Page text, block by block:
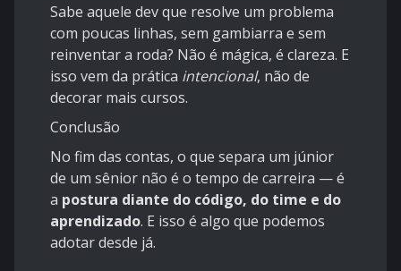
Sabe aquele dev que resolve um problema
com poucas linhas, sem gambiarra e sem
reinventar a roda? Não é mágica, é clareza. E
isso vem da prática intencional, não de
decorar mais cursos.
Conclusão
No fim das contas, o que separa um júnior
de um sênior não é o tempo de carreira — é
a postura diante do código, do time e do
aprendizado. E isso é algo que podemos
adotar desde já.